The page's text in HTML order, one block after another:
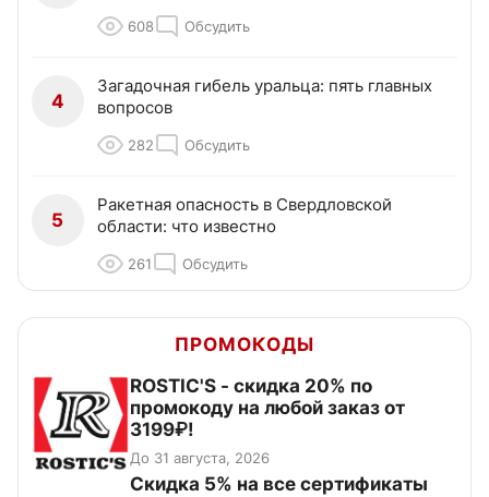
608 Обсудить
4
Загадочная гибель уральца: пять главных
вопросов
282 Обсудить
5
Ракетная опасность в Свердловской
области: что известно
261 Обсудить
ПРОМОКОДЫ
ROSTIC'S - скидка 20% по
промокоду на любой заказ от
3199₽!
До 31 августа, 2026
Скидка 5% на все сертификаты